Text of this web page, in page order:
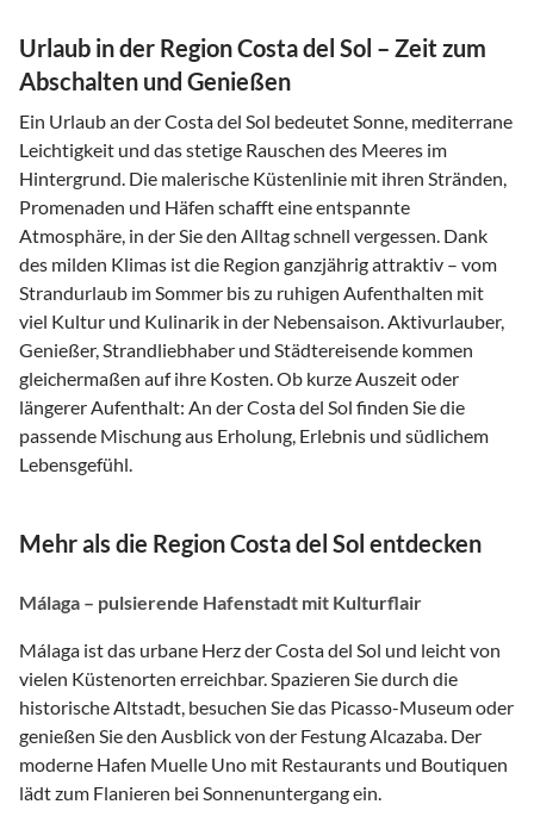
Urlaub in der Region Costa del Sol – Zeit zum
Abschalten und Genießen
Ein Urlaub an der Costa del Sol bedeutet Sonne, mediterrane
Leichtigkeit und das stetige Rauschen des Meeres im
Hintergrund. Die malerische Küstenlinie mit ihren Stränden,
Promenaden und Häfen schafft eine entspannte
Atmosphäre, in der Sie den Alltag schnell vergessen. Dank
des milden Klimas ist die Region ganzjährig attraktiv – vom
Strandurlaub im Sommer bis zu ruhigen Aufenthalten mit
viel Kultur und Kulinarik in der Nebensaison. Aktivurlauber,
Genießer, Strandliebhaber und Städtereisende kommen
gleichermaßen auf ihre Kosten. Ob kurze Auszeit oder
längerer Aufenthalt: An der Costa del Sol finden Sie die
passende Mischung aus Erholung, Erlebnis und südlichem
Lebensgefühl.
Mehr als die Region Costa del Sol entdecken
Málaga – pulsierende Hafenstadt mit Kulturflair
Málaga ist das urbane Herz der Costa del Sol und leicht von
vielen Küstenorten erreichbar. Spazieren Sie durch die
historische Altstadt, besuchen Sie das Picasso-Museum oder
genießen Sie den Ausblick von der Festung Alcazaba. Der
moderne Hafen Muelle Uno mit Restaurants und Boutiquen
lädt zum Flanieren bei Sonnenuntergang ein.